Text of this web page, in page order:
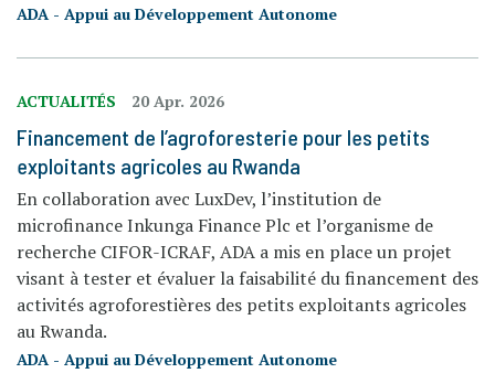
ADA - Appui au Développement Autonome
ACTUALITÉS 20 Apr. 2026
Financement de l’agroforesterie pour les petits
exploitants agricoles au Rwanda
En collaboration avec LuxDev, l’institution de
microfinance Inkunga Finance Plc et l’organisme de
recherche CIFOR-ICRAF, ADA a mis en place un projet
visant à tester et évaluer la faisabilité du financement des
activités agroforestières des petits exploitants agricoles
au Rwanda.
ADA - Appui au Développement Autonome